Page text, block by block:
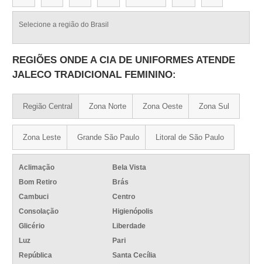
Selecione a região do Brasil
REGIÕES ONDE A CIA DE UNIFORMES ATENDE
JALECO TRADICIONAL FEMININO:
Região Central Zona Norte Zona Oeste Zona Sul
Zona Leste Grande São Paulo Litoral de São Paulo
Aclimação
Bela Vista
Bom Retiro
Brás
Cambuci
Centro
Consolação
Higienópolis
Glicério
Liberdade
Luz
Pari
República
Santa Cecília